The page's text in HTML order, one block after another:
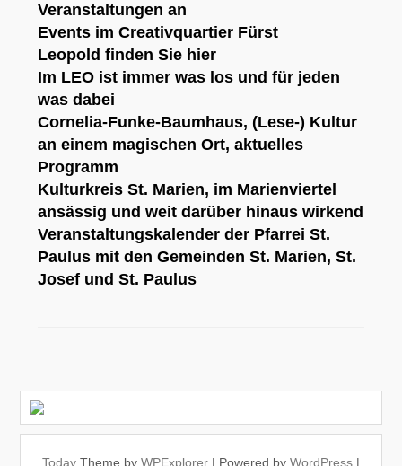
Veranstaltungen an
Events im Creativquartier Fürst
Leopold finden Sie hier
Im LEO ist immer was los und für jeden
was dabei
Cornelia-Funke-Baumhaus, (Lese-) Kultur
an einem magischen Ort,aktuelles
Programm
Kulturkreis St. Marien, im Marienviertel
ansässig und weit darüber hinaus wirkend
Veranstaltungskalender der Pfarrei St.
Paulus mit den Gemeinden St. Marien, St.
Josef und St. Paulus
Today Theme by WPExplorer | Powered by WordPress |